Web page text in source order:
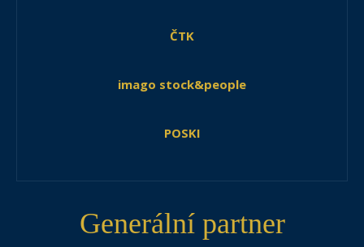
ČTK
imago stock&people
POSKI
Generální partner